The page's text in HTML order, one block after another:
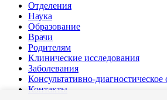
Отделения
Наука
Образование
Врачи
Родителям
Клинические исследования
Заболевания
Консультативно-диагностическое
Контакты